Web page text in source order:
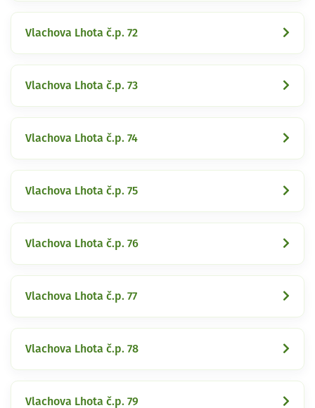
Vlachova Lhota č.p. 72
Vlachova Lhota č.p. 73
Vlachova Lhota č.p. 74
Vlachova Lhota č.p. 75
Vlachova Lhota č.p. 76
Vlachova Lhota č.p. 77
Vlachova Lhota č.p. 78
Vlachova Lhota č.p. 79